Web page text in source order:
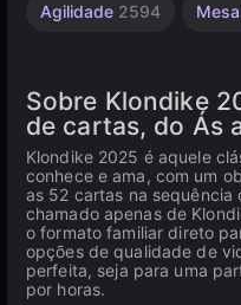
Agilidade 2594
Sobre Klondike
de cartas, do Ás
Klondike 2025 é aquele
conhece e ama, com um
as 52 cartas na sequência
chamado apenas de
o formato familiar direto
opções de qualidade de
perfeita, seja para uma
por horas.